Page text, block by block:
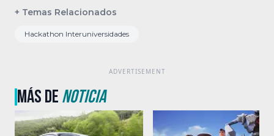
+ Temas Relacionados
Hackathon Interuniversidades
MÁS DENOTICIA